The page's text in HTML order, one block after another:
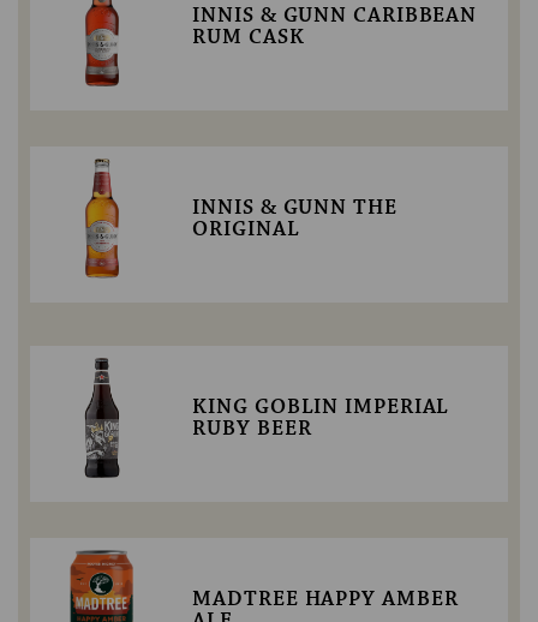
INNIS & GUNN CARIBBEAN
RUM CASK
INNIS & GUNN THE
ORIGINAL
KING GOBLIN IMPERIAL
RUBY BEER
MADTREE HAPPY AMBER